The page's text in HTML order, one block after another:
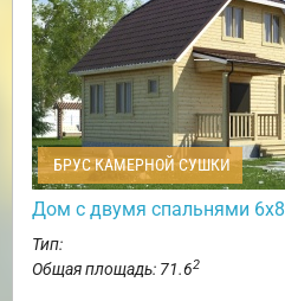
БРУС КАМЕРНОЙ СУШКИ
Дом с двумя спальнями 6х8
Тип:
Общая площадь: 71.62